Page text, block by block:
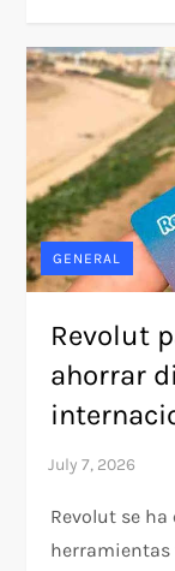
GENERAL
Revolut
ahorrar
Revolut se
herramientas